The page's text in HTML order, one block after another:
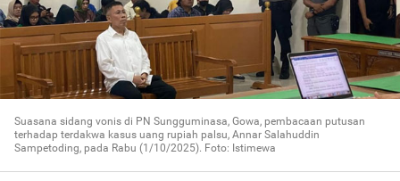
Suasana sidang vonis di PN Sungguminasa, Gowa, pembacaan putusan
terhadap terdakwa kasus uang rupiah palsu, Annar Salahuddin
Sampetoding, pada Rabu (1/10/2025). Foto: Istimewa